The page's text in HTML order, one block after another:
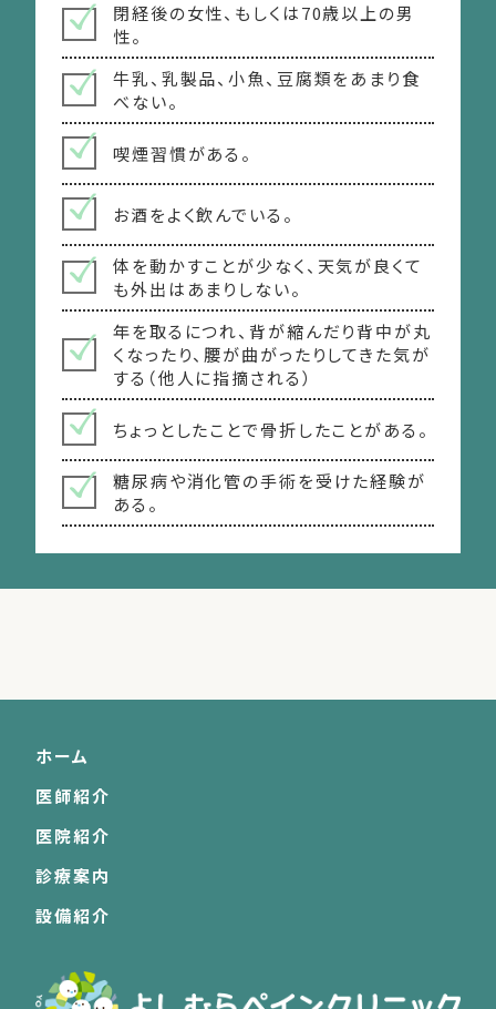
閉経後の女性、もしくは70歳以上の男
性。
牛乳、乳製品、小魚、豆腐類をあまり食
べない。
喫煙習慣がある。
お酒をよく飲んでいる。
体を動かすことが少なく、天気が良くて
も外出はあまりしない。
年を取るにつれ、背が縮んだり背中が丸
くなったり、腰が曲がったりしてきた気が
する（他人に指摘される）
ちょっとしたことで骨折したことがある。
糖尿病や消化管の手術を受けた経験が
ある。
ホーム
医師紹介
医院紹介
診療案内
設備紹介